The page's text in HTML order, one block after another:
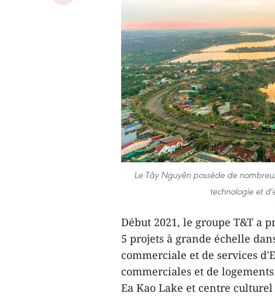
Le Tây Nguyên possède de
technologie et
Début 2021, le groupe T&T a
5 projets à grande échelle
commerciale et de services
commerciales et de
Ea Kao Lake et centre